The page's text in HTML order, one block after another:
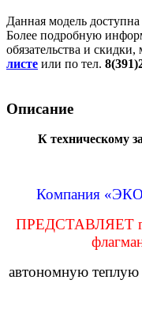
Данная модель доступна
Более подробную
обязательства и
листе или по тел.
Описание
К техническому
Компания
ПРЕДСТАВЛЯЕТ
автономную теплую